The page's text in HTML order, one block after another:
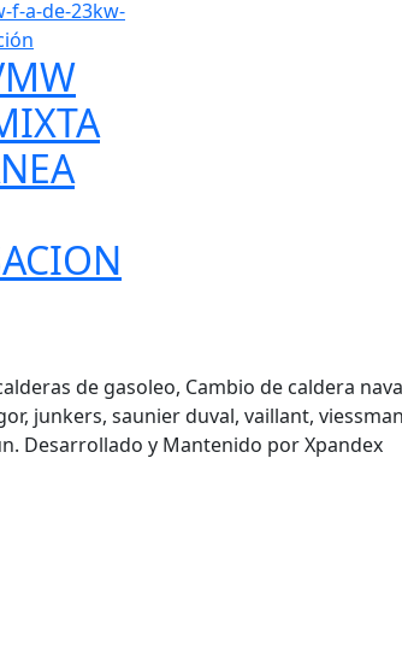
de gasoleo, Cambio de caldera
junkers, saunier duval, vaillant,
Desarrollado y Mantenido porXpandex